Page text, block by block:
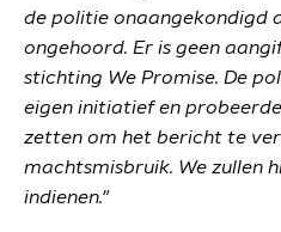
de politie onaangekondigd
ongehoord. Er is geen
stichting We Promise. De
eigen initiatief en
zetten om het bericht te
machtsmisbruik. We zullen
indienen."